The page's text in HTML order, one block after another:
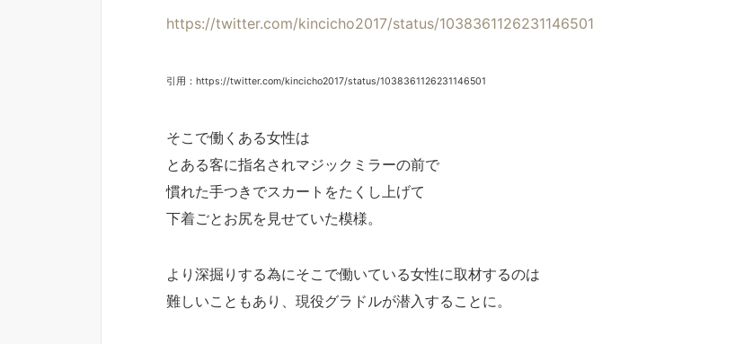
https://twitter.com/kincicho2017/status/1038361126231146501
引用：https://twitter.com/kincicho2017/status/1038361126231146501
そこで働くある女性は
とある客に指名されマジックミラーの前で
慣れた手つきでスカートをたくし上げて
下着ごとお尻を見せていた模様。
より深掘りする為にそこで働いている女性に取材するのは
難しいこともあり、現役グラドルが潜入することに。